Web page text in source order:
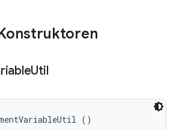
Util
()